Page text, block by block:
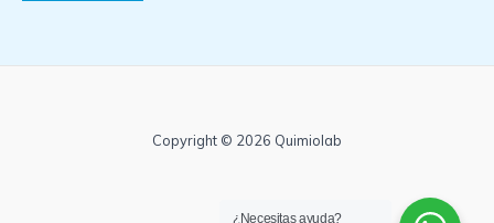
Copyright © 2026 Quimiolab
¿Necesitas ayuda?